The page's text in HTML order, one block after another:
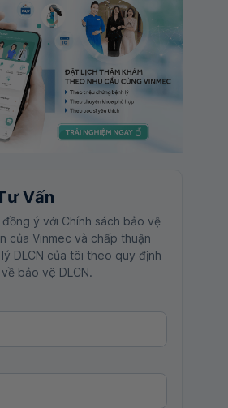
Vấn
ý với Chính sách bảo vệ
của Vinmec và chấp thuận
DLCN của tôi theo quy định
bảo vệ DLCN.